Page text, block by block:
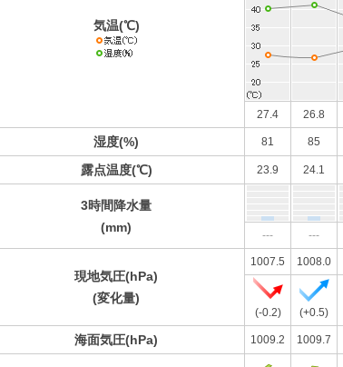
気温(℃)
27.4 26.8
湿度(%) 81 85
露点温度(℃) 23.9 24.1
3時間降水量
(mm)
--- ---
現地気圧(hPa)
(変化量)
1007.5 1008.0
(-0.2) (+0.5)
海面気圧(hPa) 1009.2 1009.7